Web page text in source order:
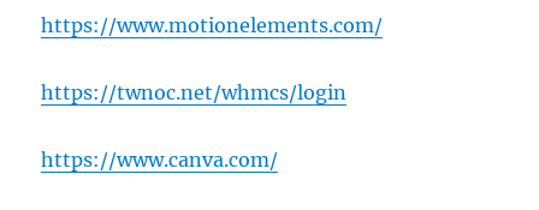
https://www.motionelements.com/
https://twnoc.net/whmcs/login
https://www.canva.com/